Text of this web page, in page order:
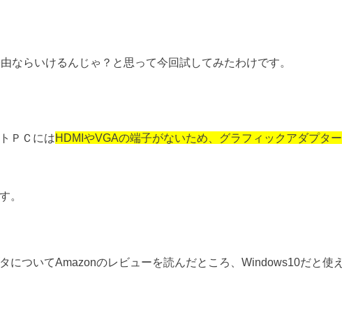
ならいけるんじゃ？と思って今回試してみたわけです。
ＰＣにはHDMIやVGAの端子がないため、グラフィックアダプター
。
についてAmazonのレビューを読んだところ、Windows10だと使え